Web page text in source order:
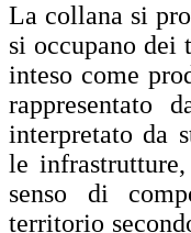
La collana si
si occupano
inteso come
rappresentato
interpretato da
le
senso di
territorio